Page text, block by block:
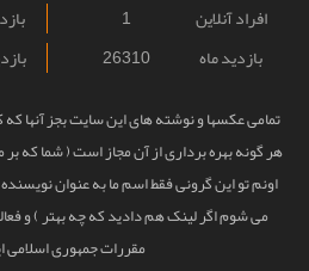
افراد آنلاین 1
بازدید ماه
26310
تمامی عکسها و نوشته های این سایت بجز آنها
هر گونه بهره برداری از آن مجاز است ( شما که
اونم تو این گرونی فقط اسم ما به عنوان
می شوم اگر لینک هم دادید که چه بهتر ) و
مقررات جمهوری اسلامی